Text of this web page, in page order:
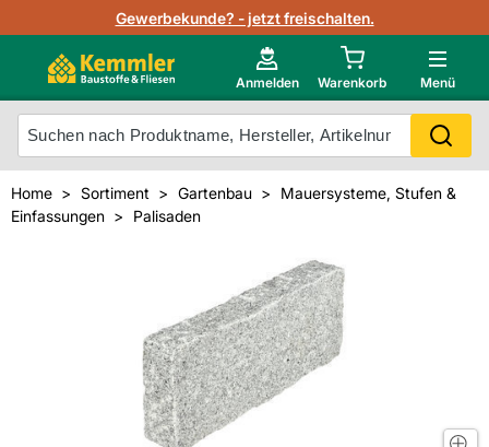
Gewerbekunde? - jetzt freischalten.
Anmelden Warenkorb Menü
Lagerbestand in Echtzeit
Nutzerverwaltung
Photovoltaik Konfigurator
Projektlisten
Technische Daten & Merkblätter
Neu im Onlineshop?
Mein Konto
Meistverkaufte Produkte
Home Sortiment Gartenbau
Mauersysteme, Stufen &
Einfassungen
Palisaden